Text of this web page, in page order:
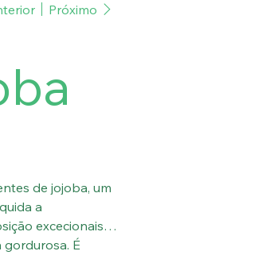
Próximo
de jojoba, um
a
excecionais.
É